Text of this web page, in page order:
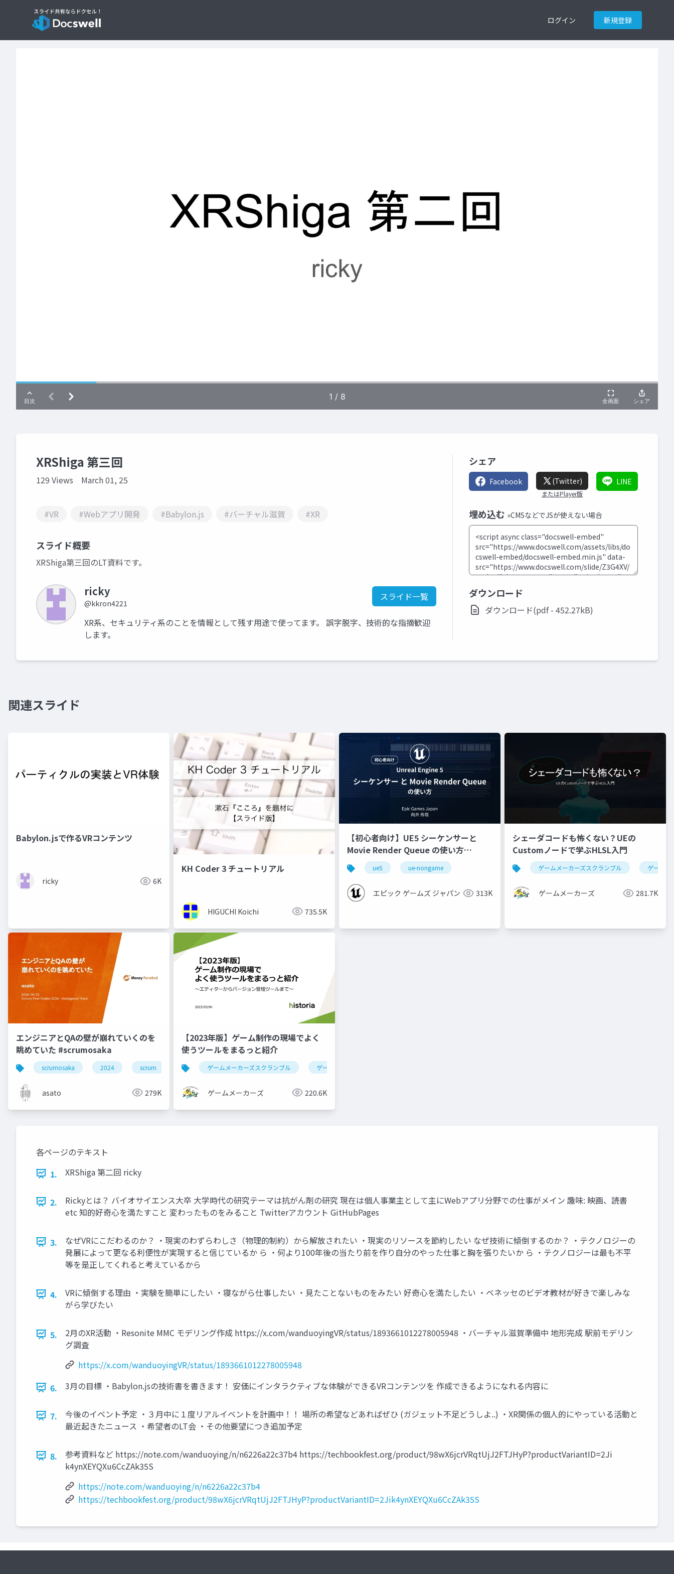
ログイン 新規登録
XRShiga 第三回
129 Views March 01, 25
#VR #Webアプリ開発 #Babylon.js #バーチャル滋賀 #XR
スライド概要
XRShiga第三回のLT資料です。
ricky
@kkron4221
スライド一覧
XR系、セキュリティ系のことを情報として残す用途で使ってます。 誤字脱字、技術的な指摘歓迎
します。
シェア
Facebook (Twitter)
またはPlayer版
LINE
埋め込む »CMSなどでJSが使えない場合
ダウンロード
ダウンロード(pdf - 452.27kB)
関連スライド
Babylon.jsで作るVRコンテンツ
ricky 6K
KH Coder 3 チュートリアル
HIGUCHI Koichi 735.5K
【初心者向け】UE5 シーケンサーと
Movie Render Queue の使い方
【Cinematic Dive 2023】
ue5 ue-nongame
エピック ゲームズ ジャパン 313K
シェーダコードも怖くない？UEの
Customノードで学ぶHLSL入門
ゲームメーカーズスクランブル ゲーム制
ゲームメーカーズ 281.7K
エンジニアとQAの壁が崩れていくのを
眺めていた #scrumosaka
scrumosaka 2024 scrum agile
asato 279K
【2023年版】ゲーム制作の現場でよく
使うツールをまるっと紹介
ゲームメーカーズスクランブル ゲーム制作
ゲームメーカーズ 220.6K
各ページのテキスト
1.
XRShiga 第二回 ricky
2.
Rickyとは？ バイオサイエンス大卒 大学時代の研究テーマは抗がん剤の研究 現在は個人事業主として主にWebアプリ分野での仕事がメイン 趣味: 映画、読書
etc 知的好奇心を満たすこと 変わったものをみること Twitterアカウント GitHubPages
3.
なぜVRにこだわるのか？ ・現実のわずらわしさ（物理的制約）から解放されたい ・現実のリソースを節約したい なぜ技術に傾倒するのか？ ・テクノロジーの
発展によって更なる利便性が実現すると信じているか ら ・何より100年後の当たり前を作り自分のやった仕事と胸を張りたいか ら ・テクノロジーは最も不平
等を是正してくれると考えているから
4.
VRに傾倒する理由 ・実験を簡単にしたい ・寝ながら仕事したい ・見たことないものをみたい 好奇心を満たしたい ・ベネッセのビデオ教材が好きで楽しみな
がら学びたい
5.
2月のXR活動 ・Resonite MMC モデリング作成 https://x.com/wanduoyingVR/status/1893661012278005948 ・バーチャル滋賀準備中 地形完成 駅前モデリン
グ調査
https://x.com/wanduoyingVR/status/1893661012278005948
6.
3月の目標 ・Babylon.jsの技術書を書きます！ 安価にインタラクティブな体験ができるVRコンテンツを 作成できるようになれる内容に
7.
今後のイベント予定 ・３月中に１度リアルイベントを計画中！！ 場所の希望などあればぜひ (ガジェット不足どうしよ..) ・XR関係の個人的にやっている活動と
最近起きたニュース ・希望者のLT会 ・その他要望につき追加予定
8.
参考資料など https://note.com/wanduoying/n/n6226a22c37b4 https://techbookfest.org/product/98wX6jcrVRqtUjJ2FTJHyP?productVariantID=2Ji
k4ynXEYQXu6CcZAk35S
https://note.com/wanduoying/n/n6226a22c37b4
https://techbookfest.org/product/98wX6jcrVRqtUjJ2FTJHyP?productVariantID=2Jik4ynXEYQXu6CcZAk35S